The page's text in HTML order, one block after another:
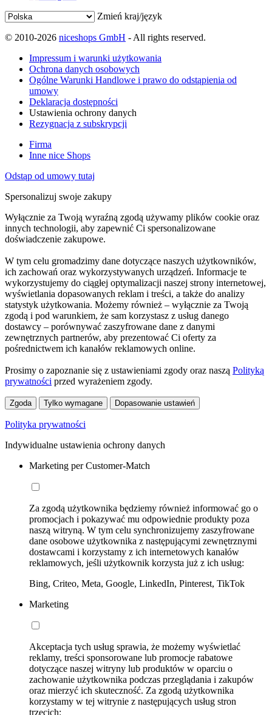
Zmień kraj/język
© 2010-2026 niceshops GmbH - All rights reserved.
Impressum i warunki użytkowania
Ochrona danych osobowych
Ogólne Warunki Handlowe i prawo do odstąpienia od
umowy
Deklaracja dostępności
Ustawienia ochrony danych
Rezygnacja z subskrypcji
Firma
Inne nice Shops
Odstąp od umowy tutaj
Spersonalizuj swoje zakupy
Wyłącznie za Twoją wyraźną zgodą używamy plików cookie oraz
innych technologii, aby zapewnić Ci spersonalizowane
doświadczenie zakupowe.
W tym celu gromadzimy dane dotyczące naszych użytkowników,
ich zachowań oraz wykorzystywanych urządzeń. Informacje te
wykorzystujemy do ciągłej optymalizacji naszej strony internetowej,
wyświetlania dopasowanych reklam i treści, a także do analizy
statystyk użytkowania. Możemy również – wyłącznie za Twoją
zgodą i pod warunkiem, że sam korzystasz z usług danego
dostawcy – porównywać zaszyfrowane dane z danymi
zewnętrznych partnerów, aby prezentować Ci oferty za
pośrednictwem ich kanałów reklamowych online.
Prosimy o zapoznanie się z ustawieniami zgody oraz naszą Polityką
prywatności przed wyrażeniem zgody.
Zgoda Tylko wymagane Dopasowanie ustawień
Polityka prywatności
Indywidualne ustawienia ochrony danych
Marketing per Customer-Match
Za zgodą użytkownika będziemy również informować go o
promocjach i pokazywać mu odpowiednie produkty poza
naszą witryną. W tym celu synchronizujemy zaszyfrowane
dane osobowe użytkownika z następującymi zewnętrznymi
dostawcami i korzystamy z ich internetowych kanałów
reklamowych, jeśli użytkownik korzysta już z ich usług:
Bing, Criteo, Meta, Google, LinkedIn, Pinterest, TikTok
Marketing
Akceptacja tych usług sprawia, że możemy wyświetlać
reklamy, treści sponsorowane lub promocje rabatowe
dotyczące naszej witryny lub produktów w oparciu o
zachowanie użytkownika podczas przeglądania i zakupów
oraz mierzyć ich skuteczność. Za zgodą użytkownika
korzystamy w tej witrynie z następujących usług stron
trzecich: